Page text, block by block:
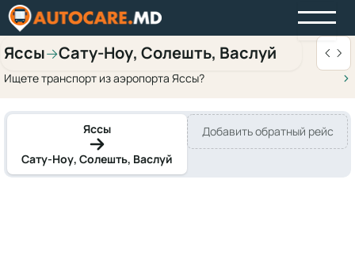
Яссы→Сату-Ноу, Солешть, Васлуй
Ищете транспорт из аэропорта Яссы?
Яссы
Сату-Ноу, Солешть, Васлуй
Добавить обратный рейс